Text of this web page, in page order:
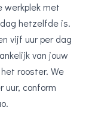
werkplek met
hetzelfde is.
vijf uur per dag
van jouw
rooster. We
uur, conform